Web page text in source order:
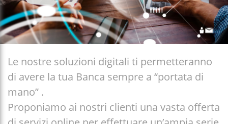
Briciole
di
pane
Le nostre soluzioni digitali ti permetteranno
di avere la tua Banca sempre a “portata di
mano” .
Proponiamo ai nostri clienti una vasta offerta